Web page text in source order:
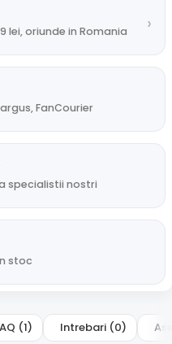
lei, oriunde in Romania ›
FanCourier
specialistii nostri
stoc
(1) Intrebari (0)